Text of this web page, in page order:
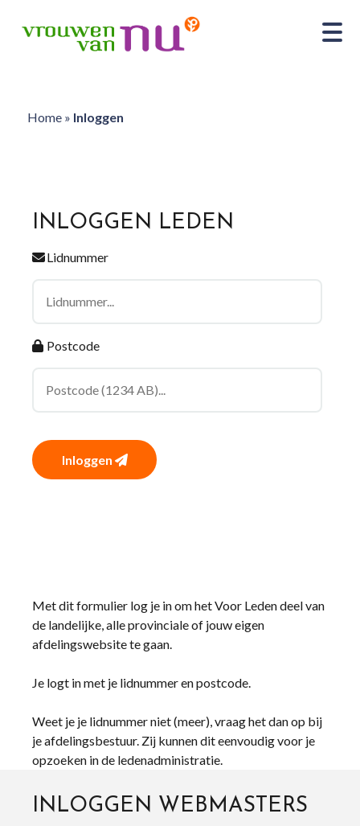
Home» Inloggen
INLOGGEN LEDEN
Lidnummer
Postcode
Inloggen
Met dit formulier log je in om het Voor Leden deel van
de landelijke, alle provinciale of jouw eigen
afdelingswebsite te gaan.
Je logt in met je lidnummer en postcode.
Weet je je lidnummer niet (meer), vraag het dan op bij
je afdelingsbestuur. Zij kunnen dit eenvoudig voor je
opzoeken in de ledenadministratie.
INLOGGEN WEBMASTERS